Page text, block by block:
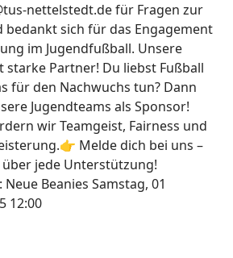
nettelstedt.de für Fragen zur
sich für das Engagement
im Jugendfußball. Unsere
starke Partner! Du liebst Fußball
für den Nachwuchs tun? Dann
Jugendteams als Sponsor!
wir Teamgeist, Fairness und
Melde dich bei uns –
jede Unterstützung!
Neue Beanies Samstag, 01
12:00